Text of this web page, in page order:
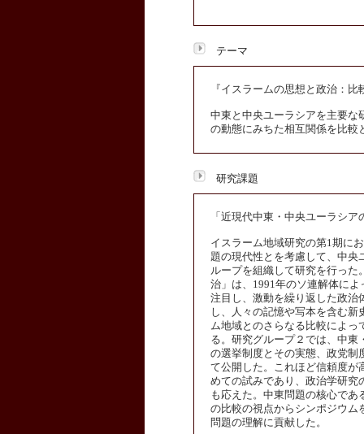
テーマ
『イスラームの思想と政治：比
中東と中央ユーラシアを主要な
の動態にみちた相互関係を比較
研究課題
「近現代中東・中央ユーラシア
イスラーム地域研究の第1期に
題の現代性とを考慮して、中央
ループを組織して研究を行った
治」は、1991年のソ連解体に
注目し、激動を繰り返した政治
し、人々の記憶や写本を含む
ム地域とのさらなる比較によっ
る。研究グループ２では、中東
の選挙制度とその実態、政党制
て公開した。これほど信頼度が
めての試みであり、政治学研究
も応えた。中東問題の核心で
の比較の視点からシンポジウム
問題の理解に貢献した。